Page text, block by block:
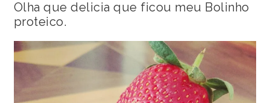
Olha que delicia que ficou meu Bolinho
proteico.